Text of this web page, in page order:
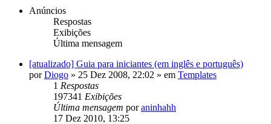
Anúncios
Respostas
Exibições
Última mensagem
[atualizado] Guia para iniciantes (em inglês e português)
porDiogo » 25 Dez 2008, 22:02 » em Templates
1 Respostas
197341 Exibições
Última mensagem poraninhahh
17 Dez 2010, 13:25